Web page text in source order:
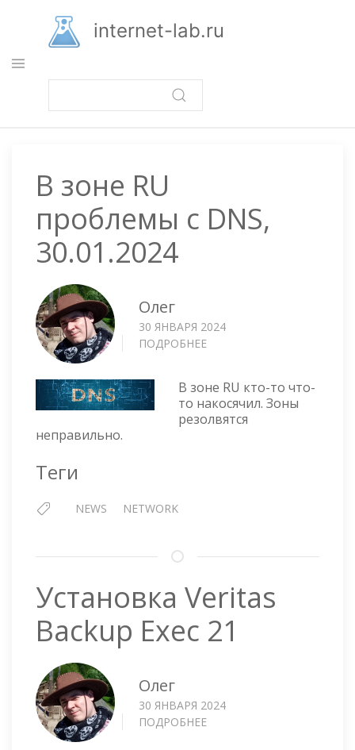
основному
содержанию
internet-lab.ru
В зоне RU
проблемы с DNS,
30.01.2024
Олег
30 ЯНВАРЯ 2024
ПОДРОБНЕЕ
RU
ПРОБЛЕМЫ
С
В зоне RU кто-то что-
то накосячил. Зоны
резолвятся
неправильно.
Теги
NEWS NETWORK
Установка Veritas
Backup Exec 21
Олег
30 ЯНВАРЯ 2024
ПОДРОБНЕЕ